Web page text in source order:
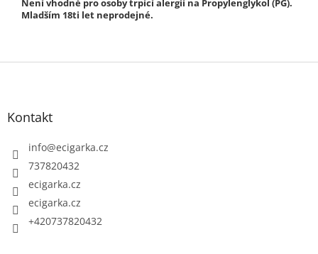
Není vhodné pro osoby trpící alergií na Propylenglykol (PG).
Mladším 18ti let neprodejné.
Kontakt
info@ecigarka.cz
737820432
ecigarka.cz
ecigarka.cz
+420737820432